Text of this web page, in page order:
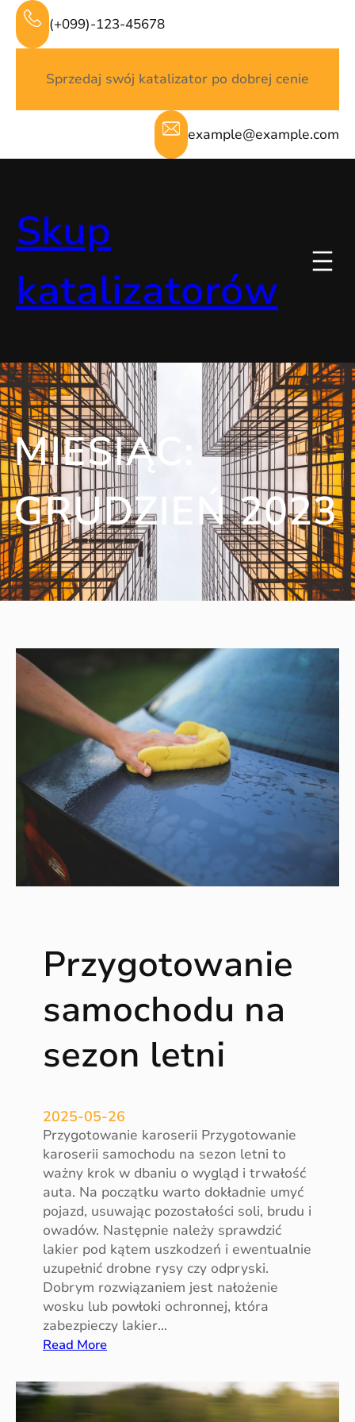
Przejdź
treści
(+099)-123-45678
Sprzedaj swój katalizator po dobrej cenie
example@example.com
Skup
katalizatorów
MIESIĄC:
GRUDZIEŃ 2023
Przygotowanie
samochodu na
sezon letni
2025-05-26
Przygotowanie karoserii Przygotowanie
karoserii samochodu na sezon letni to
ważny krok w dbaniu o wygląd i trwałość
auta. Na początku warto dokładnie umyć
pojazd, usuwając pozostałości soli, brudu i
owadów. Następnie należy sprawdzić
lakier pod kątem uszkodzeń i ewentualnie
uzupełnić drobne rysy czy odpryski.
Dobrym rozwiązaniem jest nałożenie
wosku lub powłoki ochronnej, która
zabezpieczy lakier…
Read More:
r
z